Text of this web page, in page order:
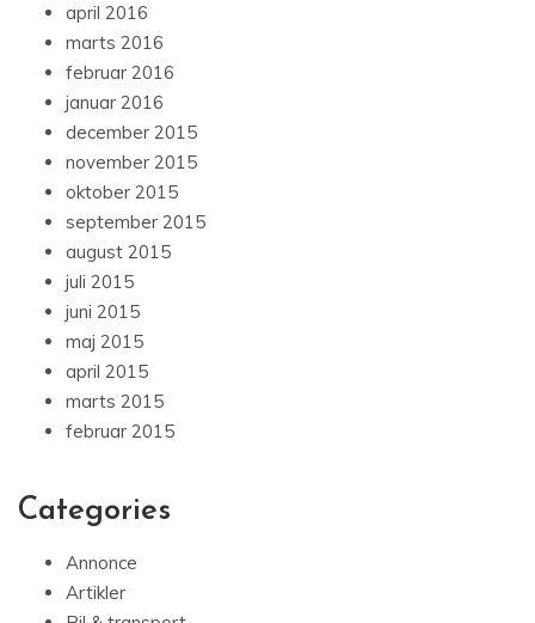
april 2016
marts 2016
februar 2016
januar 2016
december 2015
november 2015
oktober 2015
september 2015
august 2015
juli 2015
juni 2015
maj 2015
april 2015
marts 2015
februar 2015
Categories
Annonce
Artikler